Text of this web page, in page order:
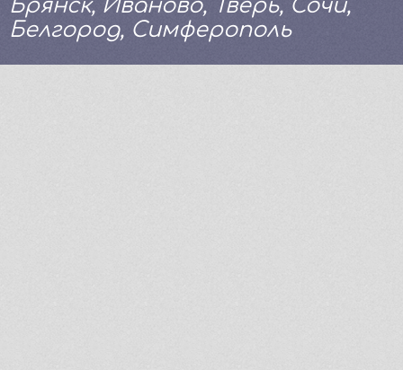
Брянск, Иваново, Тверь, Сочи,
Белгород, Симферополь